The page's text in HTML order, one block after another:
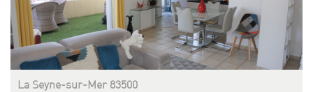
La Seyne-sur-Mer 83500